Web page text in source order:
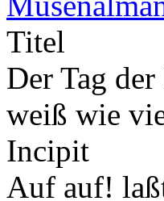
Titel
Der Tag
weiß wie
Incipit
Auf auf!